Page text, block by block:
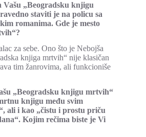
Vašu „Beogradsku knjigu
staviti je na policu sa
romanima. Gde je mesto
za sebe. Ono što je Nebojša
knjiga mrtvih“ nije klasičan
tim žanrovima, ali funkcioniše
„Beogradsku knjigu mrtvih“
knjigu među svim
ali i kao „čistu i prostu priču
Kojim rečima biste je Vi